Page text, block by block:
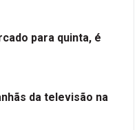
para quinta, é
da televisão na